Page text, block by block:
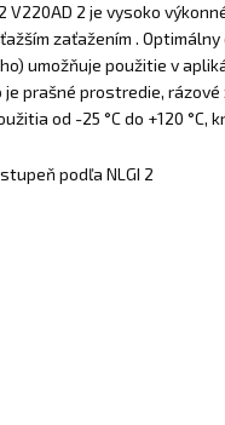
V220AD 2 je vysoko
zaťažením .
umožňuje použitie v
je prašné prostredie,
od -25 °C do +120 °C,
podľa NLGI 2